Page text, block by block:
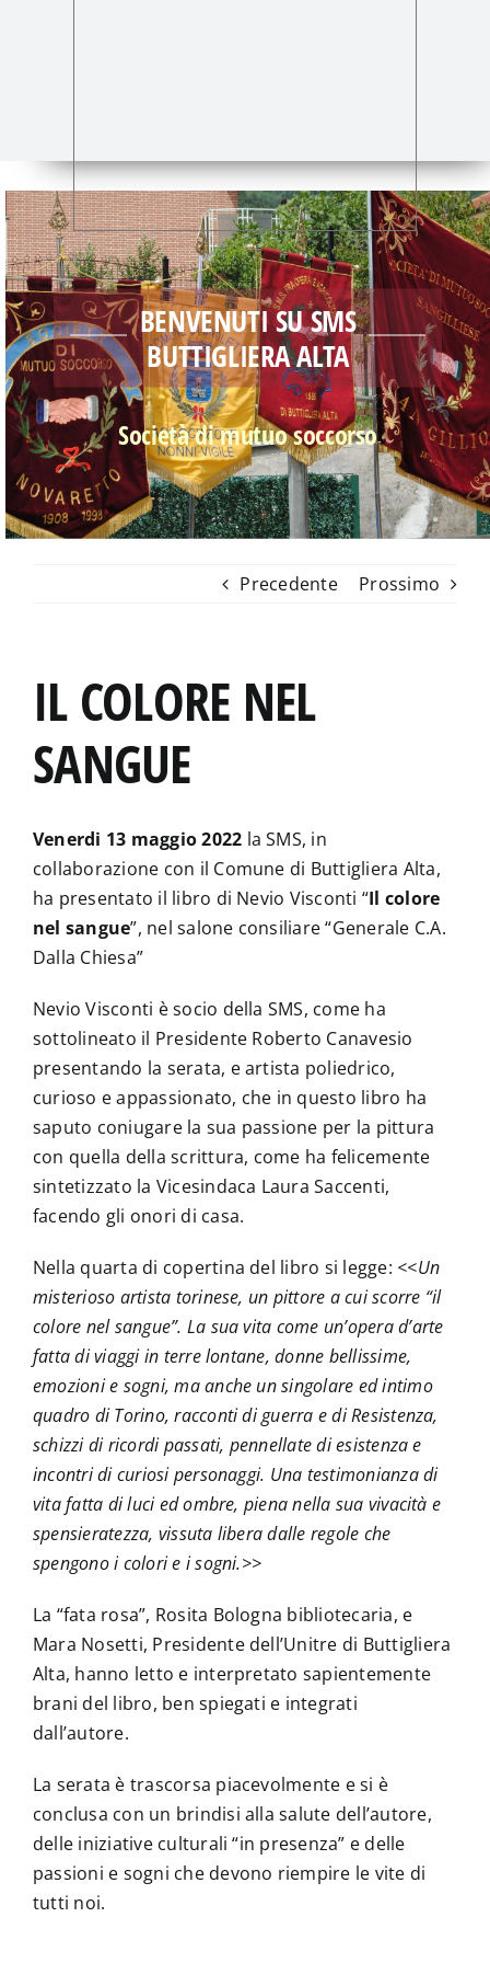
BENVENUTI SU SMS
BUTTIGLIERA ALTA
Società di mutuo soccorso
Precedente Prossimo
IL COLORE NEL
SANGUE
Venerdi 13 maggio 2022 la SMS, in
collaborazione con il Comune di Buttigliera Alta,
ha presentato il libro di Nevio Visconti “Il colore
nel sangue”, nel salone consiliare “Generale C.A.
Dalla Chiesa”
Nevio Visconti è socio della SMS, come ha
sottolineato il Presidente Roberto Canavesio
presentando la serata, e artista poliedrico,
curioso e appassionato, che in questo libro ha
saputo coniugare la sua passione per la pittura
con quella della scrittura, come ha felicemente
sintetizzato la Vicesindaca Laura Saccenti,
facendo gli onori di casa.
Nella quarta di copertina del libro si legge: <<Un
misterioso artista torinese, un pittore a cui scorre “il
colore nel sangue”. La sua vita come un’opera d’arte
fatta di viaggi in terre lontane, donne bellissime,
emozioni e sogni, ma anche un singolare ed intimo
quadro di Torino, racconti di guerra e di Resistenza,
schizzi di ricordi passati, pennellate di esistenza e
incontri di curiosi personaggi. Una testimonianza di
vita fatta di luci ed ombre, piena nella sua vivacità e
spensieratezza, vissuta libera dalle regole che
spengono i colori e i sogni.>>
La “fata rosa”, Rosita Bologna bibliotecaria, e
Mara Nosetti, Presidente dell’Unitre di Buttigliera
Alta, hanno letto e interpretato sapientemente
brani del libro, ben spiegati e integrati
dall’autore.
La serata è trascorsa piacevolmente e si è
conclusa con un brindisi alla salute dell’autore,
delle iniziative culturali “in presenza” e delle
passioni e sogni che devono riempire le vite di
tutti noi.